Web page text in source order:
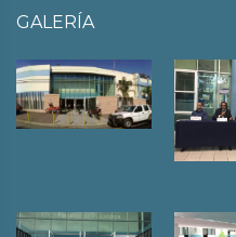
GALERÍA